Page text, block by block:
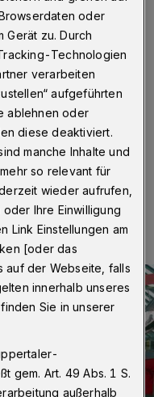
Kluse wird
vom 16. bis
erneuern die
den
aus. Außerdem wird
Lesezeit
oder
Gerät zu. Durch
Technologien
verarbeiten
aufgeführten
ablehnen oder
diese deaktiviert.
manche Inhalte und
so relevant für
wieder aufrufen,
Ihre Einwilligung
Link Einstellungen am
[oder das
auf der Webseite, falls
innerhalb unseres
Sie in unserer
gem. Art. 49 Abs. 1 S.
außerhalb